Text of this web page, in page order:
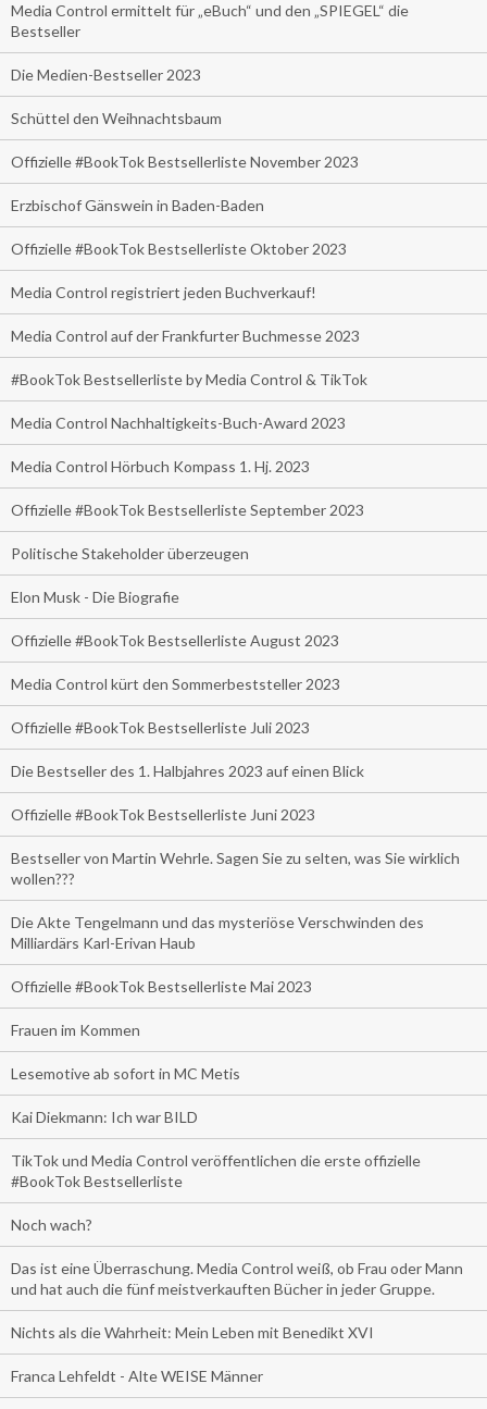
Media Control ermittelt für „eBuch“ und den „SPIEGEL“ die
Bestseller
Die Medien-Bestseller 2023
Schüttel den Weihnachtsbaum
Offizielle #BookTok Bestsellerliste November 2023
Erzbischof Gänswein in Baden-Baden
Offizielle #BookTok Bestsellerliste Oktober 2023
Media Control registriert jeden Buchverkauf!
Media Control auf der Frankfurter Buchmesse 2023
#BookTok Bestsellerliste by Media Control & TikTok
Media Control Nachhaltigkeits-Buch-Award 2023
Media Control Hörbuch Kompass 1. Hj. 2023
Offizielle #BookTok Bestsellerliste September 2023
Politische Stakeholder überzeugen
Elon Musk - Die Biografie
Offizielle #BookTok Bestsellerliste August 2023
Media Control kürt den Sommerbeststeller 2023
Offizielle #BookTok Bestsellerliste Juli 2023
Die Bestseller des 1. Halbjahres 2023 auf einen Blick
Offizielle #BookTok Bestsellerliste Juni 2023
Bestseller von Martin Wehrle. Sagen Sie zu selten, was Sie wirklich
wollen???
Die Akte Tengelmann und das mysteriöse Verschwinden des
Milliardärs Karl-Erivan Haub
Offizielle #BookTok Bestsellerliste Mai 2023
Frauen im Kommen
Lesemotive ab sofort in MC Metis
Kai Diekmann: Ich war BILD
TikTok und Media Control veröffentlichen die erste offizielle
#BookTok Bestsellerliste
Noch wach?
Das ist eine Überraschung. Media Control weiß, ob Frau oder Mann
und hat auch die fünf meistverkauften Bücher in jeder Gruppe.
Nichts als die Wahrheit: Mein Leben mit Benedikt XVI
Franca Lehfeldt - Alte WEISE Männer